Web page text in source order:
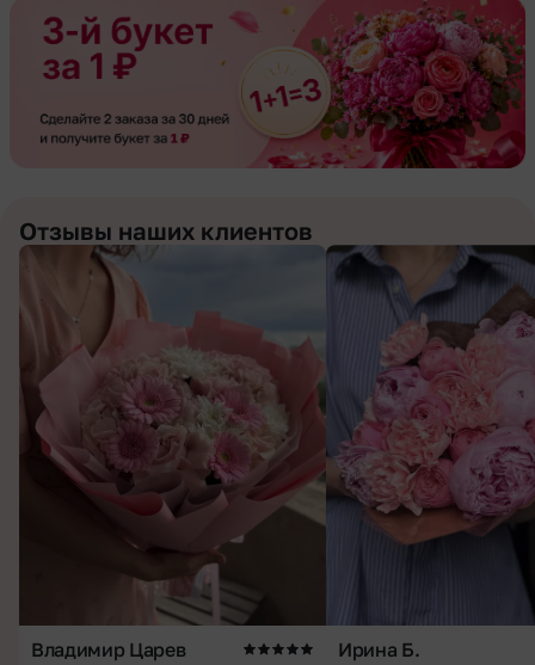
Отзывы наших клиентов
Владимир Царев Ирина Б.